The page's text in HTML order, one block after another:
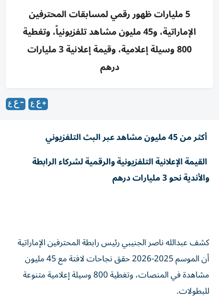
5 مليارات ظهور رقمي لمسابقات المحترفين
الإماراتية، و45 مليون مشاهد تلفزيونياً، وتغطية
800 وسيلة إعلامية، وقيمة إعلانية 3 مليارات
درهم
أكثر من 45 مليون مشاهد عبر البث التلفزيوني
القيمة الإعلانية التلفزيونية والرقمية لشركاء الرابطة
والأندية نحو 3 مليارات درهم
كشف عبدالله ناصر الجنيبي رئيس رابطة المحترفين الإماراتية
أن الموسم 2025-2026 حقق نجاحات لافتة مع 45 مليون
مشاهدة في المنصات، وتغطية 800 وسيلة إعلامية متنوعة
للبطولات.